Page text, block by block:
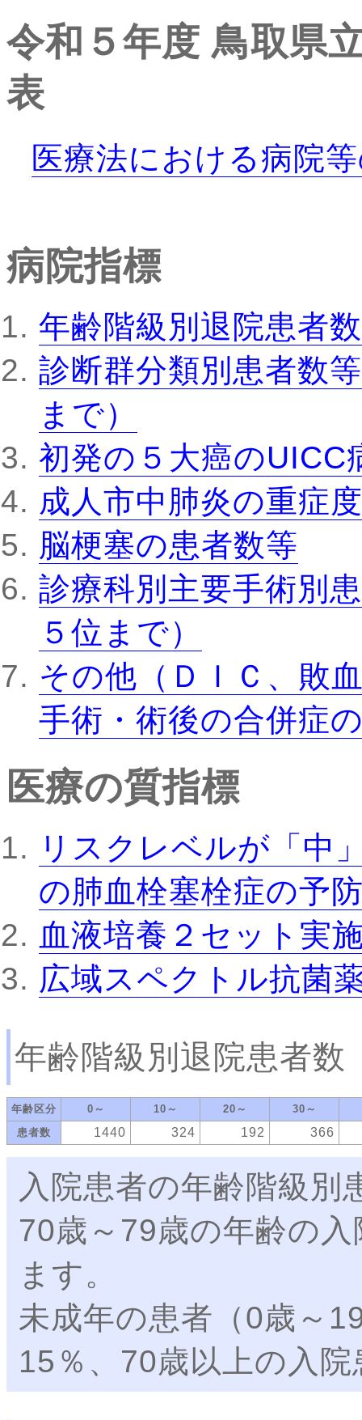
令和５年度 鳥取県
表
医療法における病院
病院指標
年齢階級別退院患者数
診断群分類別患者数
まで）
初発の５大癌のUICC
成人市中肺炎の重症
脳梗塞の患者数等
診療科別主要手術別
５位まで）
その他（ＤＩＣ、敗
手術・術後の合併症
医療の質指標
リスクレベルが「中
の肺血栓塞栓症の予
血液培養２セット実
広域スペクトル抗菌
年齢階級別退院患者数
年齢区分 0～ 10～ 20～ 30～
患者数
1440 324 192 366
入院患者の年齢階級別
70歳～79歳の年齢の
ます。
未成年の患者（0歳～
15％、70歳以上の入